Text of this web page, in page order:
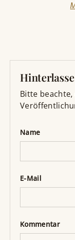
Bitte
Name
E-Mail
Kommentar